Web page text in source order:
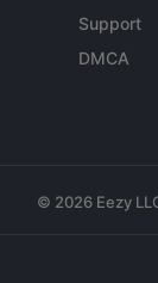
Support
DMCA
© 2026 Eezy